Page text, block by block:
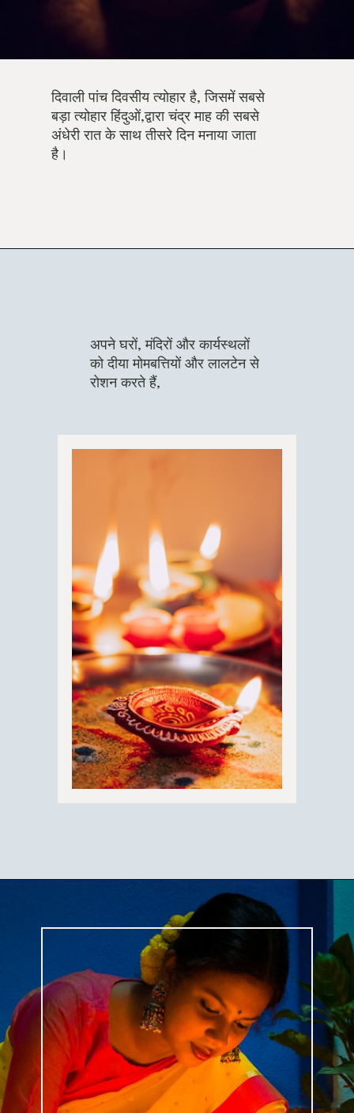
दिवाली पांच दिवसीय त्योहार है, जिसमें सबसे
बड़ा त्योहार हिंदुओं,द्वारा चंद्र माह की सबसे
अंधेरी रात के साथ तीसरे दिन मनाया जाता
है।
अपने घरों, मंदिरों और कार्यस्थलों
को दीया मोमबत्तियों और लालटेन से
रोशन करते हैं,